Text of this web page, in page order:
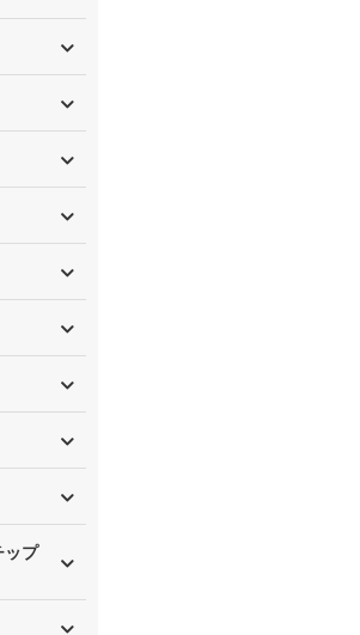
ップ